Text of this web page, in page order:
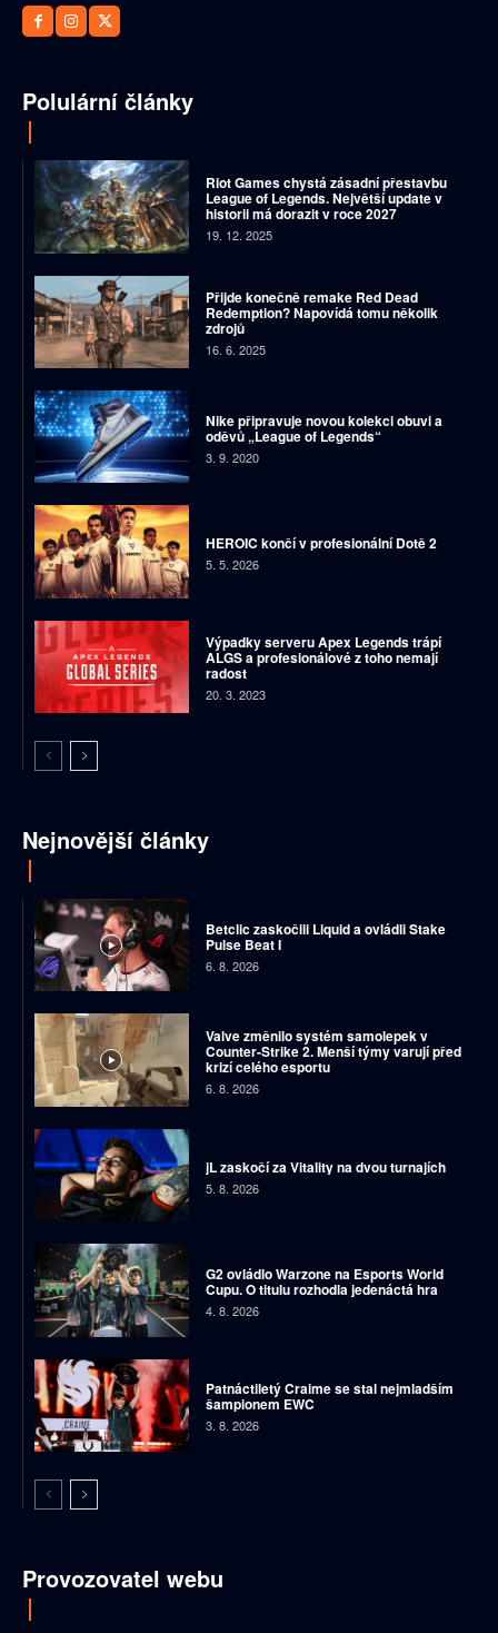
Polulární články
Riot Games chystá zásadní přestavbu
League of Legends. Největší update v
historii má dorazit v roce 2027
19. 12. 2025
Přijde konečně remake Red Dead
Redemption? Napovídá tomu několik
zdrojů
16. 6. 2025
Nike připravuje novou kolekci obuvi a
oděvů „League of Legends“
3. 9. 2020
HEROIC končí v profesionální Dotě 2
5. 5. 2026
Výpadky serveru Apex Legends trápí
ALGS a profesionálové z toho nemají
radost
20. 3. 2023
Nejnovější články
Betclic zaskočili Liquid a ovládli Stake
Pulse Beat I
6. 8. 2026
Valve změnilo systém samolepek v
Counter-Strike 2. Menší týmy varují před
krizí celého esportu
6. 8. 2026
jL zaskočí za Vitality na dvou turnajích
5. 8. 2026
G2 ovládlo Warzone na Esports World
Cupu. O titulu rozhodla jedenáctá hra
4. 8. 2026
Patnáctiletý Craime se stal nejmladším
šampionem EWC
3. 8. 2026
Provozovatel webu